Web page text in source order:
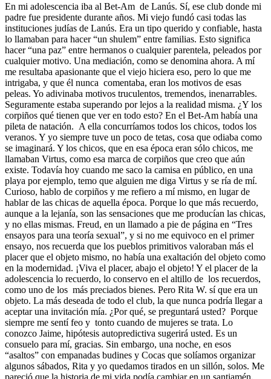
En mi adolescencia iba al Bet-Am de Lanús. Sí, ese club donde mi
padre fue presidente durante años. Mi viejo fundó casi todas las
instituciones judías de Lanús. Era un tipo querido y confiable, hasta
lo llamaban para hacer “un shulem” entre familias. Esto significa
hacer “una paz” entre hermanos o cualquier parentela, peleados por
cualquier motivo. Una mediación, como se denomina ahora. A mí
me resultaba apasionante que el viejo hiciera eso, pero lo que me
intrigaba, y que él nunca comentaba, eran los motivos de esas
peleas. Yo adivinaba motivos truculentos, tremendos, inenarrables.
Seguramente estaba superando por lejos a la realidad misma. ¿Y los
corpiños qué tienen que ver en todo esto? En el Bet-Am había una
pileta de natación. A ella concurríamos todos los chicos, todos los
veranos. Y yo siempre tuve un poco de tetas, cosa que odiaba como
se imaginará. Y los chicos, que en esa época eran sólo chicos, me
llamaban Virtus, como esa marca de corpiños que creo que aún
existe. Todavía hoy cuando me saco la camisa en público, en una
playa por ejemplo, temo que alguien me diga Virtus y se ría de mí.
Curioso, hablo de corpiños y me refiero a mí mismo, en lugar de
hablar de las chicas de aquella época. Porque lo que más recuerdo,
aunque a la lejanía, son las sensaciones que me producían las chicas,
y no ellas mismas. Freud, en un llamado a pie de página en “Tres
ensayos para una teoría sexual”, y si no me equivoco en el primer
ensayo, nos recuerda que los pueblos primitivos valoraban más el
placer que el objeto mismo, no había una exaltación del objeto como
en la modernidad. ¡Viva el placer, abajo el objeto! Y el placer de la
adolescencia lo recuerdo, lo conservo en el altillo de los recuerdos,
como uno de los más preciados bienes. Pero Rita W. sí que era un
objeto. La más deseada de todo el club, la que nunca podría llegar a
aceptar una invitación mía. ¿Por qué, se preguntará usted? Porque
siempre me sentí feo y tonto cuando de mujeres se trata. Lo
conozco Jaime, hipótesis autopredictiva sugerirá usted. Es un
consuelo para mí, gracias. Sin embargo, una noche, en esos
“asaltos” con empanadas budines y Cocas que solíamos organizar
algunos sábados, Rita y yo quedamos tirados en un sillón, solos. Me
pareció que la historia de mi vida podía cambiar en un santiamén,